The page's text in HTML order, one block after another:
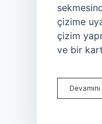
çizime
çizim
ve bir